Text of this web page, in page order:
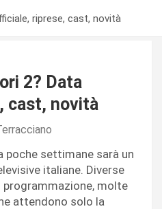
riprese, cast, novità
2? Data
cast, novità
poche settimane sarà un
italiane. Diverse
molte
attendono solo la